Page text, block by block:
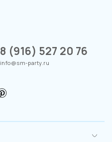
8 (916) 527 20 76
info@sm-party.ru